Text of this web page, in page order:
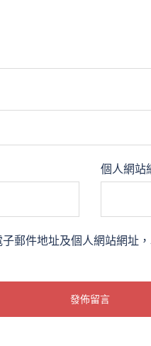
個人網站
郵件地址及個人網站網址